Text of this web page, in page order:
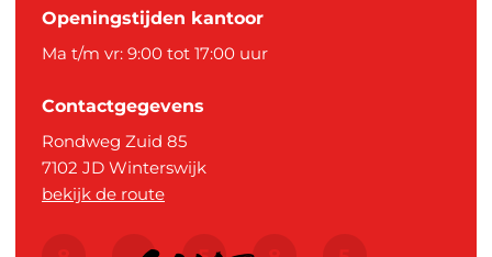
Openingstijden kantoor
Ma t/m vr: 9:00 tot 17:00 uur
Contactgegevens
Rondweg Zuid 85
7102 JD Winterswijk
bekijk de route